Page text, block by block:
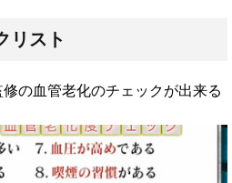
リスト
の血管老化のチェックが出来る